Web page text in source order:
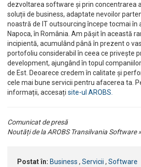
dezvoltarea software și prin concentrarea
soluții de business, adaptate nevoilor
noastră de IT outsourcing începe tocmai în
Napoca, în România. Am pășit în această
incipientă, acumulând până în prezent o
portofoliu considerabil în ceea ce privește
development, ajungând în topul
de Est. Deoarece credem în calitate și
cele mai bune servicii pentru afacerea ta.
informații, accesați site-ul AROBS.
Comunicat de presă
Noutăți de la AROBS Transilvania Software »
Postat în: Business , Servicii , Software